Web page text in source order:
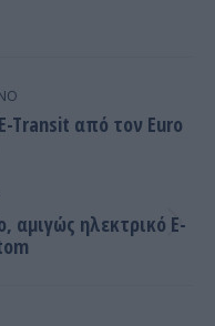
Transit από τον Euro
αμιγώς ηλεκτρικό E-